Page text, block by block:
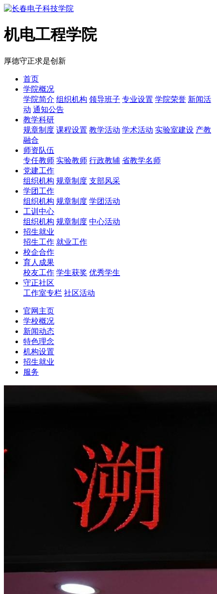
机电工程学院
厚德守正求是创新
首页
学院概况
学院简介 组织机构 领导班子 专业设置 学院荣誉 新闻活
动 通知公告
教学科研
规章制度 课程设置 教学活动 学术活动 实验室建设 产教
融合
师资队伍
专任教师 实验教师 行政教辅 省教学名师
党建工作
组织机构 规章制度 支部风采
学团工作
组织机构 规章制度 学团活动
工训中心
组织机构 规章制度 中心活动
招生就业
招生工作 就业工作
校企合作
育人成果
校友工作 学生获奖 优秀学生
守正社区
工作室专栏 社区活动
官网主页
学校概况
新闻动态
特色理念
机构设置
招生就业
服务